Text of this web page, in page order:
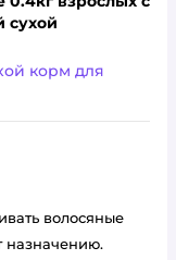
сухой
корм для
волосяные
назначению.